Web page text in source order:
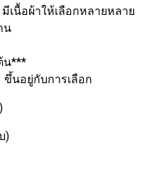
เนื้อผ้าให้เลือกหลายหลาย
น
น***
ขึ้นอยู่กับการเลือก
)